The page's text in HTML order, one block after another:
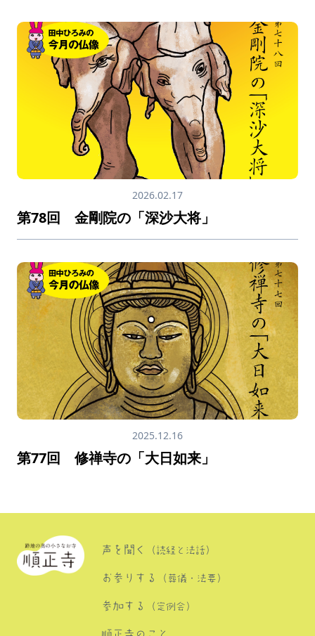
2026.02.17
第78回 金剛院の「深沙大将」
2025.12.16
第77回 修禅寺の「大日如来」
声を聞く （読経と法話）
お参りする （葬儀・法要）
参加する （定例会）